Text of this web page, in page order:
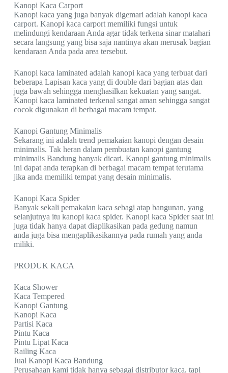
Kanopi Kaca Carport
Kanopi kaca yang juga banyak digemari adalah kanopi kaca
carport. Kanopi kaca carport memiliki fungsi untuk
melindungi kendaraan Anda agar tidak terkena sinar matahari
secara langsung yang bisa saja nantinya akan merusak bagian
kendaraan Anda pada area tersebut.
Kanopi kaca laminated adalah kanopi kaca yang terbuat dari
beberapa Lapisan kaca yang di double dari bagian atas dan
juga bawah sehingga menghasilkan kekuatan yang sangat.
Kanopi kaca laminated terkenal sangat aman sehingga sangat
cocok digunakan di berbagai macam tempat.
Kanopi Gantung Minimalis
Sekarang ini adalah trend pemakaian kanopi dengan desain
minimalis. Tak heran dalam pembuatan kanopi gantung
minimalis Bandung banyak dicari. Kanopi gantung minimalis
ini dapat anda terapkan di berbagai macam tempat terutama
jika anda memiliki tempat yang desain minimalis.
Kanopi Kaca Spider
Banyak sekali pemakaian kaca sebagi atap bangunan, yang
selanjutnya itu kanopi kaca spider. Kanopi kaca Spider saat ini
juga tidak hanya dapat diaplikasikan pada gedung namun
anda juga bisa mengaplikasikannya pada rumah yang anda
miliki.
PRODUK KACA
Kaca Shower
Kaca Tempered
Kanopi Gantung
Kanopi Kaca
Partisi Kaca
Pintu Kaca
Pintu Lipat Kaca
Railing Kaca
Jual Kanopi Kaca Bandung
Perusahaan kami tidak hanya sebagai distributor kaca, tapi